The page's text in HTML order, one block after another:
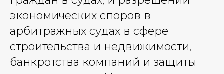
экономических споров в
арбитражных судах в сфере
строительства и недвижимости,
банкротства компаний и защиты